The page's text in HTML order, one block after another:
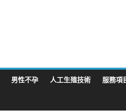
男性不孕 人工生殖技術 服務項